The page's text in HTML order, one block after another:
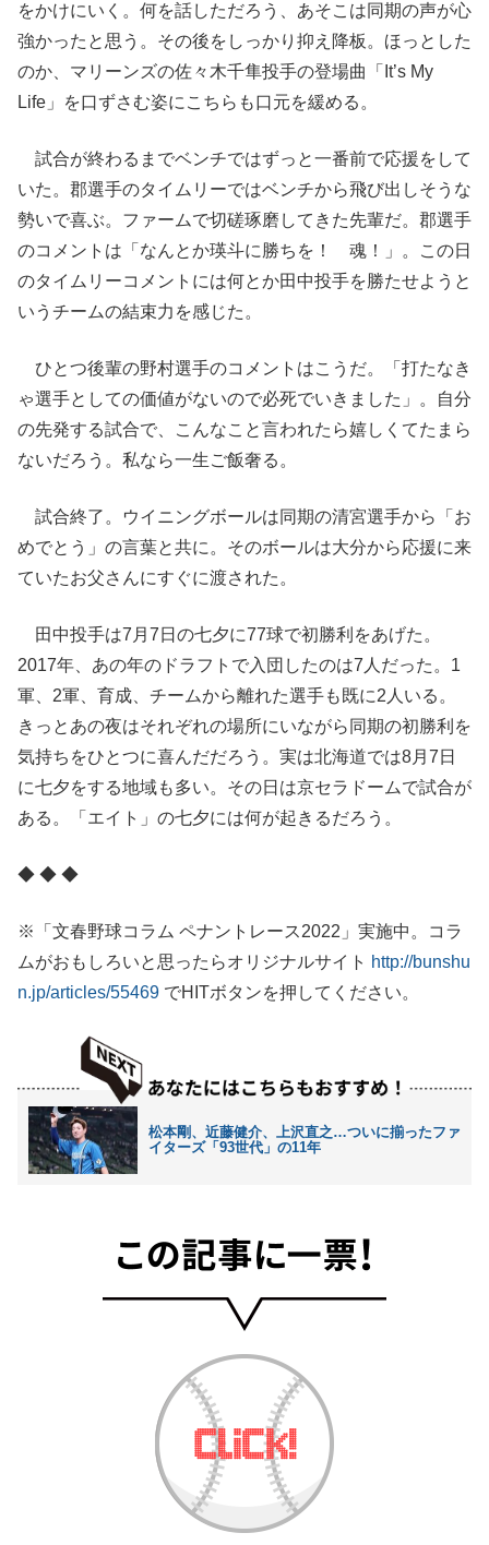
をかけにいく。何を話しただろう、あそこは同期の声が心
強かったと思う。その後をしっかり抑え降板。ほっとした
のか、マリーンズの佐々木千隼投手の登場曲「It’s My
Life」を口ずさむ姿にこちらも口元を緩める。
試合が終わるまでベンチではずっと一番前で応援をして
いた。郡選手のタイムリーではベンチから飛び出しそうな
勢いで喜ぶ。ファームで切磋琢磨してきた先輩だ。郡選手
のコメントは「なんとか瑛斗に勝ちを！ 魂！」。この日
のタイムリーコメントには何とか田中投手を勝たせようと
いうチームの結束力を感じた。
ひとつ後輩の野村選手のコメントはこうだ。「打たなき
ゃ選手としての価値がないので必死でいきました」。自分
の先発する試合で、こんなこと言われたら嬉しくてたまら
ないだろう。私なら一生ご飯奢る。
試合終了。ウイニングボールは同期の清宮選手から「お
めでとう」の言葉と共に。そのボールは大分から応援に来
ていたお父さんにすぐに渡された。
田中投手は7月7日の七夕に77球で初勝利をあげた。
2017年、あの年のドラフトで入団したのは7人だった。1
軍、2軍、育成、チームから離れた選手も既に2人いる。
きっとあの夜はそれぞれの場所にいながら同期の初勝利を
気持ちをひとつに喜んだだろう。実は北海道では8月7日
に七夕をする地域も多い。その日は京セラドームで試合が
ある。「エイト」の七夕には何が起きるだろう。
◆ ◆ ◆
※「文春野球コラム ペナントレース2022」実施中。コラ
ムがおもしろいと思ったらオリジナルサイト http://bunshu
n.jp/articles/55469 でHITボタンを押してください。
松本剛、近藤健介、上沢直之…ついに揃ったファ
イターズ「93世代」の11年